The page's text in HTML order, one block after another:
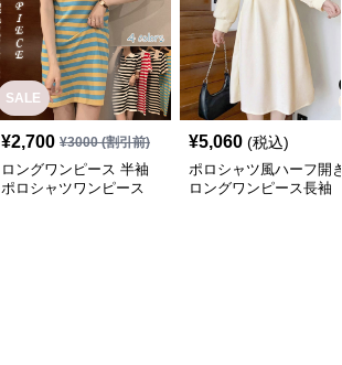
SALE
¥2,700 ¥3000(割引前)
ロングワンピース 半袖
ポロシャツワンピース
¥5,060 (税込)
ポロシャツ風ハーフ開き
ロングワンピース長袖